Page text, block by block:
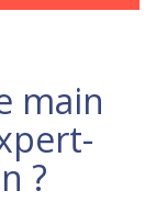
main
?